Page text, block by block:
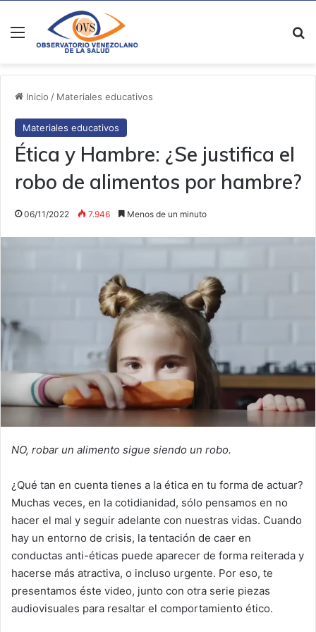
Menú
Inicio / Materiales educativos
Materiales educativos
Ética y Hambre: ¿Se justifica el
robo de alimentos por hambre?
06/11/2022 7.946 Menos de un minuto
NO, robar un alimento sigue siendo un robo.
¿Qué tan en cuenta tienes a la ética en tu forma de actuar?
Muchas veces, en la cotidianidad, sólo pensamos en no
hacer el mal y seguir adelante con nuestras vidas. Cuando
hay un entorno de crisis, la tentación de caer en
conductas anti-éticas puede aparecer de forma reiterada y
hacerse más atractiva, o incluso urgente. Por eso, te
presentamos éste video, junto con otra serie piezas
audiovisuales para resaltar el comportamiento ético.